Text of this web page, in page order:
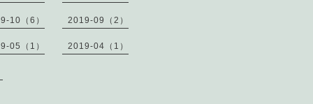
10（6） 2019-09（2）
05（1） 2019-04（1）